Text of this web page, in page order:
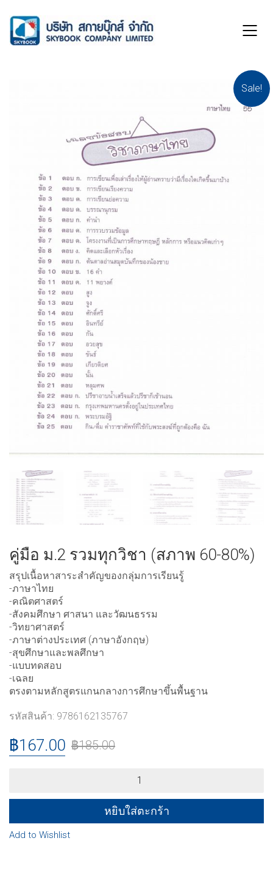
Sale!
คู่มือ ม.2 รวมทุกวิชา (สภาพ 60-80%)
สรุปเนื้อหาสาระสำคัญของกลุ่มการเรียนรู้
-ภาษาไทย
-คณิตศาสตร์
-สังคมศึกษา ศาสนา และวัฒนธรรม
-วิทยาศาสตร์
-ภาษาต่างประเทศ (ภาษาอังกฤษ)
-สุขศึกษาและพลศึกษา
-แบบทดสอบ
-เฉลย
ตรงตามหลักสูตรแกนกลางการศึกษาขึ้นพื้นฐาน
รหัสสินค้า: 9786162135767
฿185.00
฿167.00
รวม
(สภาพ
หยิบใส่ตะกร้า
Add to Wishlist